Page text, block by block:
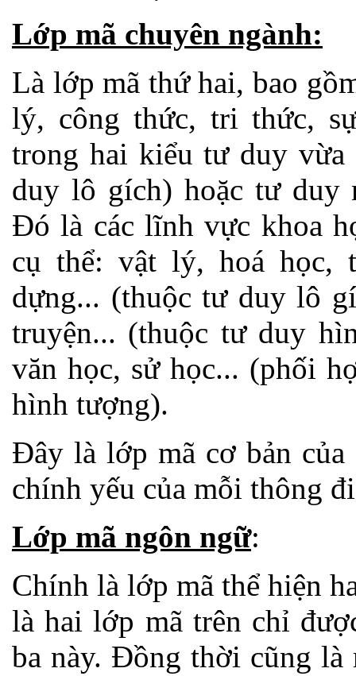
Lớp mã chuyên ngành:
Là lớp mã thứ hai, bao
lý, công thức, tri thức,
trong hai kiểu tư duy
duy lô gích) hoặc tư duy
Đó là các lĩnh vực khoa
cụ thể: vật lý, hoá học,
dựng... (thuộc tư duy lô
truyện... (thuộc tư duy
văn học, sử học... (phối
hình tượng).
Đây là lớp mã cơ bản
chính yếu của mỗi thông
Lớp mã ngôn ngữ:
Chính là lớp mã thể hiện
là hai lớp mã trên chỉ
ba này. Đồng thời cũng là